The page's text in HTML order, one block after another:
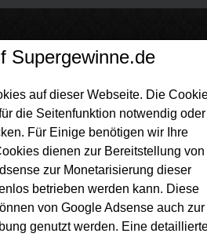
Gewinnspiele>
Tegut Gewinnspiel
Supergewinne.de
auf dieser Webseite. Die
die Seitenfunktion notwendig oder
Für Einige benötigen wir Ihre
dienen zur Bereitstellung von
zur Monetarisierung dieser
betrieben werden kann. Diese
von Google Adsense auch zur
genutzt werden. Eine